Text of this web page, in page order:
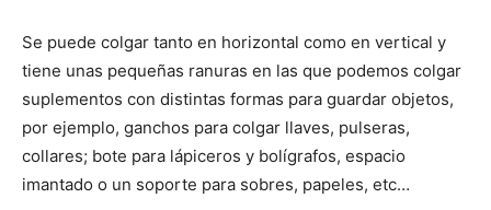
Se puede colgar tanto en horizontal como en vertical y
tiene unas pequeñas ranuras en las que podemos colgar
suplementos con distintas formas para guardar objetos,
por ejemplo, ganchos para colgar llaves, pulseras,
collares; bote para lápiceros y bolígrafos, espacio
imantado o un soporte para sobres, papeles, etc…